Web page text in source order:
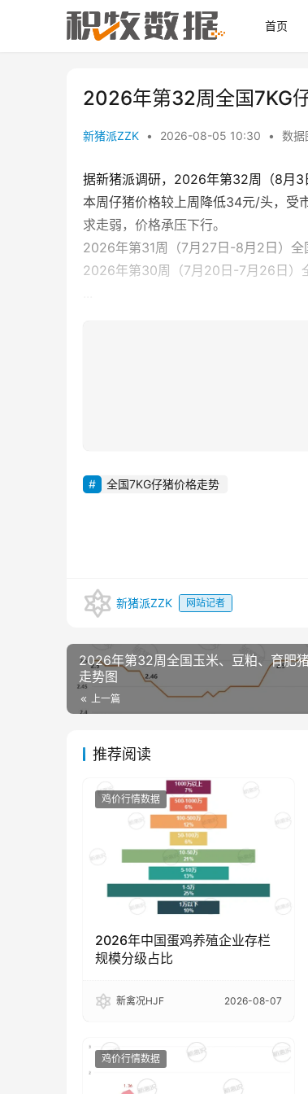
首页
2026年第32周全国7KG
新猪派ZZK • 2026-08-05 10:30 • 数据
据新猪派调研，2026年第32周（8月3
本周仔猪价格较上周降低34元/头，受
求走弱，价格承压下行。
2026年第31周（7月27日-8月2日）全
2026年第30周（7月20日-7月26日）
全国7KG仔猪价格走势
新猪派ZZK 网站记者
2026年第32周全国玉米、豆粕、育肥
走势图
上一篇
推荐阅读
鸡价行情数据
2026年中国蛋鸡养殖企业存栏
规模分级占比
新禽况HJF 2026-08-07
鸡价行情数据